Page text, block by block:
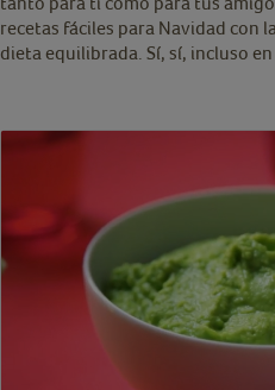
recetas fáciles para Navidad con
dieta equilibrada. Sí, sí, incluso